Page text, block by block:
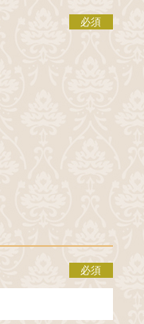
必須
必須